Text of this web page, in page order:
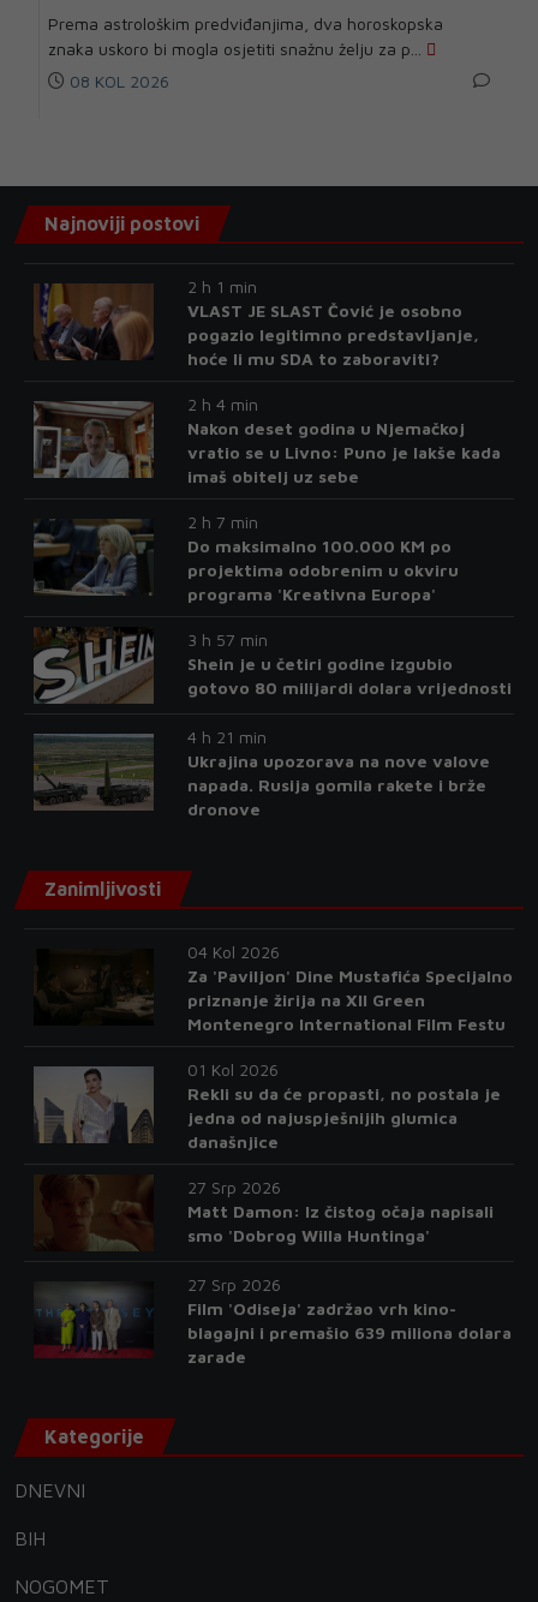
Prema astrološkim predviđanjima, dva horoskopska
znaka uskoro bi mogla osjetiti snažnu želju za p...
08 KOL 2026
Najnoviji postovi
2 h 1 min
VLAST JE SLAST Čović je osobno
pogazio legitimno predstavljanje,
hoće li mu SDA to zaboraviti?
2 h 4 min
Nakon deset godina u Njemačkoj
vratio se u Livno: Puno je lakše kada
imaš obitelj uz sebe
2 h 7 min
Do maksimalno 100.000 KM po
projektima odobrenim u okviru
programa 'Kreativna Europa'
3 h 57 min
Shein je u četiri godine izgubio
gotovo 80 milijardi dolara vrijednosti
4 h 21 min
Ukrajina upozorava na nove valove
napada. Rusija gomila rakete i brže
dronove
Zanimljivosti
04 Kol 2026
Za 'Paviljon' Dine Mustafića Specijalno
priznanje žirija na XII Green
Montenegro International Film Festu
01 Kol 2026
Rekli su da će propasti, no postala je
jedna od najuspješnijih glumica
današnjice
27 Srp 2026
Matt Damon: Iz čistog očaja napisali
smo 'Dobrog Willa Huntinga'
27 Srp 2026
Film 'Odiseja' zadržao vrh kino-
blagajni i premašio 639 miliona dolara
zarade
Kategorije
DNEVNI
BIH
NOGOMET